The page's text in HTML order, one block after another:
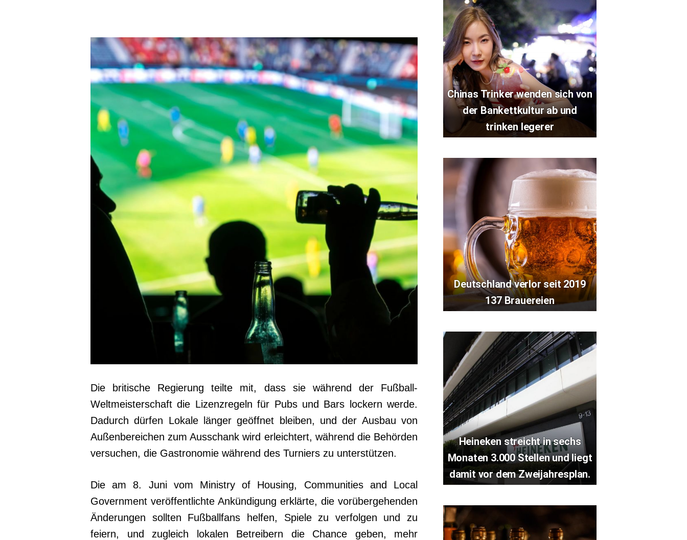
Die britische Regierung teilte mit, dass sie während der Fußball-
Weltmeisterschaft die Lizenzregeln für Pubs und Bars lockern werde.
Dadurch dürfen Lokale länger geöffnet bleiben, und der Ausbau von
Außenbereichen zum Ausschank wird erleichtert, während die Behörden
versuchen, die Gastronomie während des Turniers zu unterstützen.
Die am 8. Juni vom Ministry of Housing, Communities and Local
Government veröffentlichte Ankündigung erklärte, die vorübergehenden
Änderungen sollten Fußballfans helfen, Spiele zu verfolgen und zu
feiern, und zugleich lokalen Betreibern die Chance geben, mehr
Chinas Trinker wenden sich von
der Bankettkultur ab und
trinken legerer
Deutschland verlor seit 2019
137 Brauereien
Heineken streicht in sechs
Monaten 3.000 Stellen und liegt
damit vor dem Zweijahresplan.